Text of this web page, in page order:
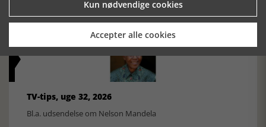
Ole Mortensøn fortæller om den amerikanske journalist
TV-tips, uge 32, 2026
Bl.a. udsendelse om Nelson Mandela
Kun nødvendige cookies
Accepter alle cookies